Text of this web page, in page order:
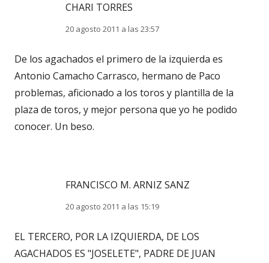
CHARI TORRES
20 agosto 2011 a las 23:57
De los agachados el primero de la izquierda es
Antonio Camacho Carrasco, hermano de Paco
problemas, aficionado a los toros y plantilla de la
plaza de toros, y mejor persona que yo he podido
conocer. Un beso.
FRANCISCO M. ARNIZ SANZ
20 agosto 2011 a las 15:19
EL TERCERO, POR LA IZQUIERDA, DE LOS
AGACHADOS ES "JOSELETE", PADRE DE JUAN